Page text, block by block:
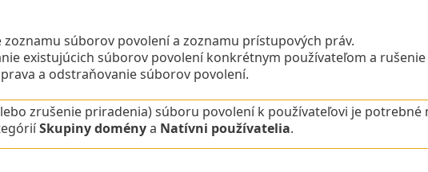
súborov povolení a zoznamu prístupových práv.
existujúcich súborov povolení konkrétnym používateľom a
a odstraňovanie súborov povolení.
zrušenie priradenia) súboru povolení k používateľovi je
Skupiny doménya Natívni používatelia.